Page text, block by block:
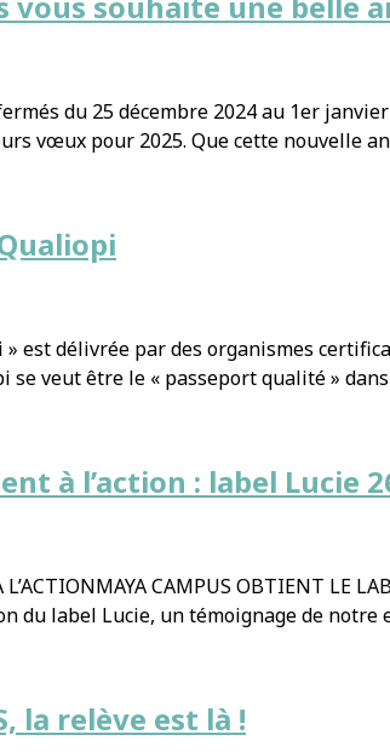
du 25 décembre 2024 au 1er
vœux pour 2025. Que cette nouvelle
» est délivrée par des organismes
se veut être le « passeport qualité » dans
à l’action : label Lucie
À L’ACTIONMAYA CAMPUS OBTIENT
du label Lucie, un témoignage de notre
la relève est là !